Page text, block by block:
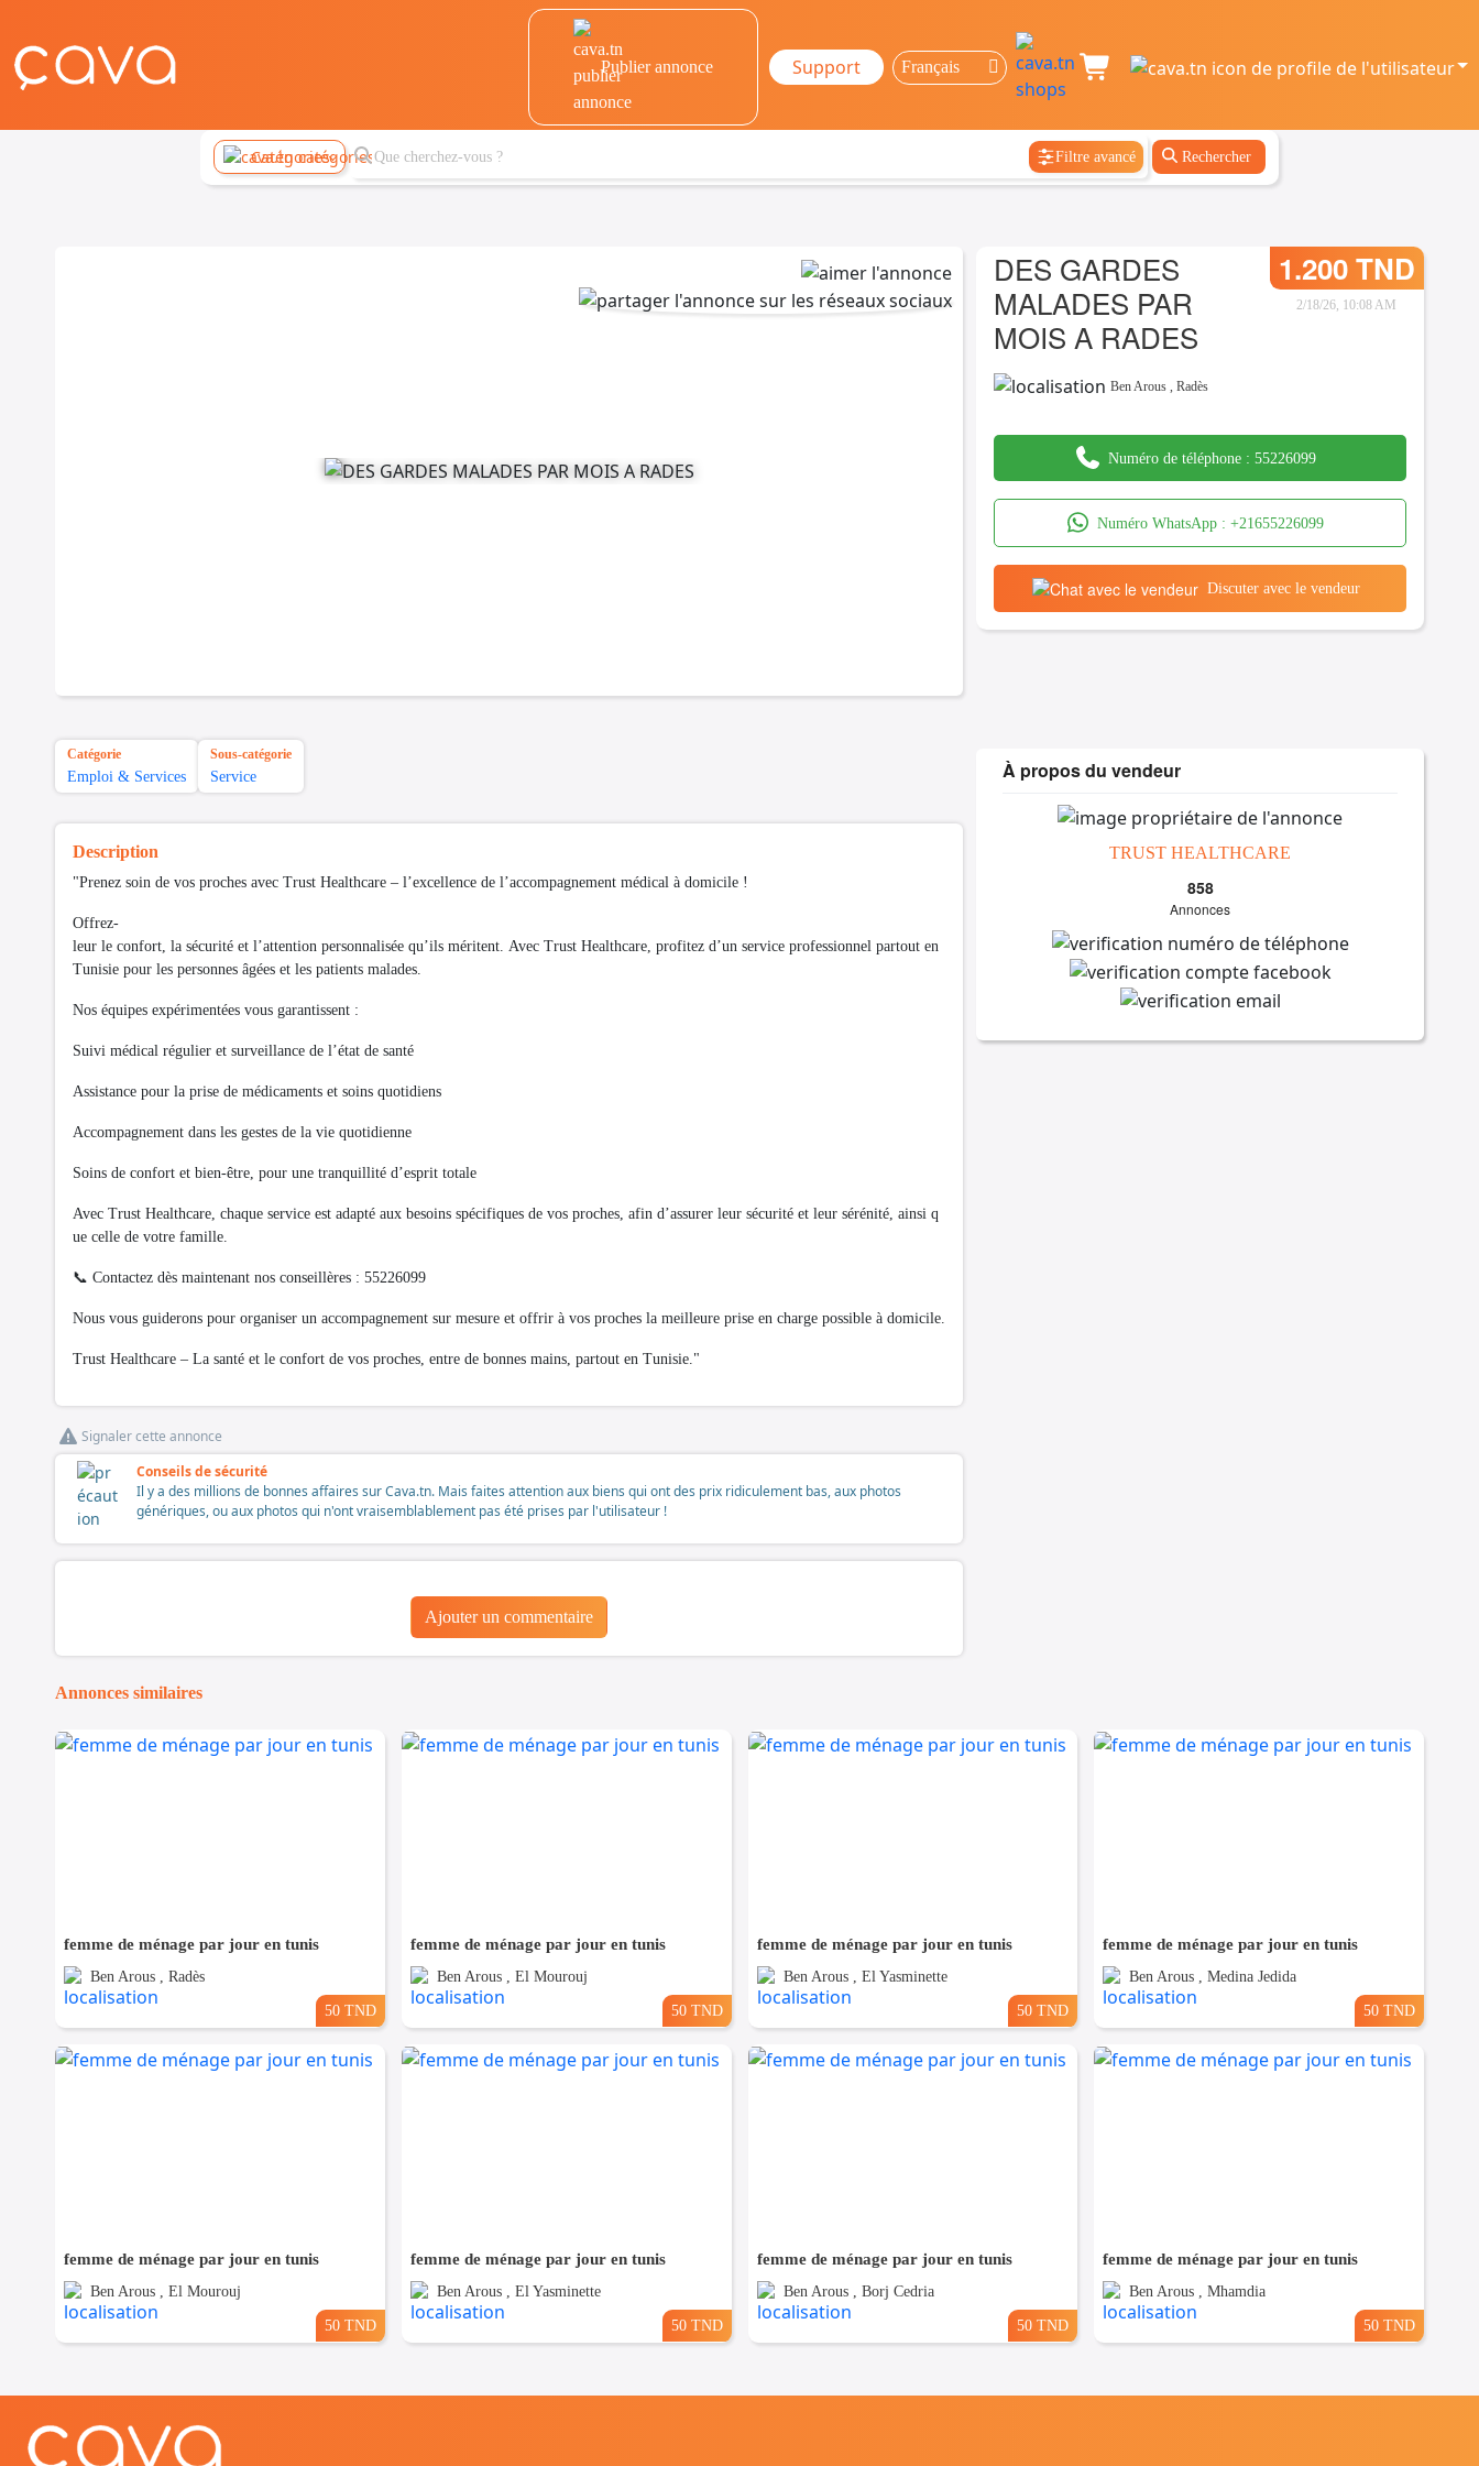
Publier annonce Support
Catégories Filtre avancé Rechercher
DES GARDES
MALADES PAR
MOIS A RADES
1.200 TND
2/18/26, 10:08 AM
Ben Arous ,Radès
Numéro de téléphone : 55226099
Numéro WhatsApp : +21655226099
Discuter avec le vendeur
Catégorie
Emploi & Services
Sous-catégorie
Service
Description
"Prenez soin de vos proches avec Trust Healthcare – l’excellence de l’accompagnement médical à domicile !
Offrez-
leur le confort, la sécurité et l’attention personnalisée qu’ils méritent. Avec Trust Healthcare, profitez d’un service professionnel partout en
Tunisie pour les personnes âgées et les patients malades.
Nos équipes expérimentées vous garantissent :
Suivi médical régulier et surveillance de l’état de santé
Assistance pour la prise de médicaments et soins quotidiens
Accompagnement dans les gestes de la vie quotidienne
Soins de confort et bien-être, pour une tranquillité d’esprit totale
Avec Trust Healthcare, chaque service est adapté aux besoins spécifiques de vos proches, afin d’assurer leur sécurité et leur sérénité, ainsi q
ue celle de votre famille.
📞 Contactez dès maintenant nos conseillères : 55226099
Nous vous guiderons pour organiser un accompagnement sur mesure et offrir à vos proches la meilleure prise en charge possible à domicile.
Trust Healthcare – La santé et le confort de vos proches, entre de bonnes mains, partout en Tunisie."
Signaler cette annonce
Conseils de sécurité
Il y a des millions de bonnes affaires sur Cava.tn. Mais faites attention aux biens qui ont des prix ridiculement bas, aux photos
génériques, ou aux photos qui n'ont vraisemblablement pas été prises par l'utilisateur !
Ajouter un commentaire
À propos du vendeur
TRUST HEALTHCARE
858
Annonces
Annonces similaires
femme de ménage par jour en tunis
Ben Arous , Radès
50 TND
femme de ménage par jour en tunis
Ben Arous , El Mourouj
50 TND
femme de ménage par jour en tunis
Ben Arous , El Yasminette
50 TND
femme de ménage par jour en tunis
Ben Arous , Medina Jedida
50 TND
femme de ménage par jour en tunis
Ben Arous , El Mourouj
50 TND
femme de ménage par jour en tunis
Ben Arous , El Yasminette
50 TND
femme de ménage par jour en tunis
Ben Arous , Borj Cedria
50 TND
femme de ménage par jour en tunis
Ben Arous , Mhamdia
50 TND